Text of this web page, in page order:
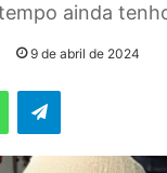
ainda
9 de abril de 2024
WhatsAppTelegram